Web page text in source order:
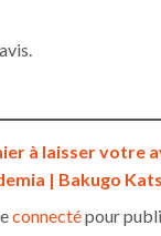
à laisser votre
| Bakugo
connectépour